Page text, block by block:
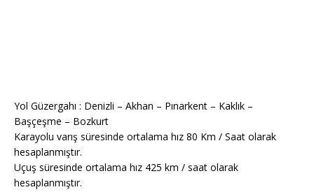
Yol Güzergahı : Denizli – Akhan – Pınarkent – Kaklık –
Başçeşme – Bozkurt
Karayolu varış süresinde ortalama hız 80 Km / Saat olarak
hesaplanmıştır.
Uçuş süresinde ortalama hız 425 km / saat olarak
hesaplanmıştır.